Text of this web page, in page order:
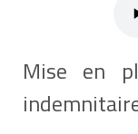
Mise en